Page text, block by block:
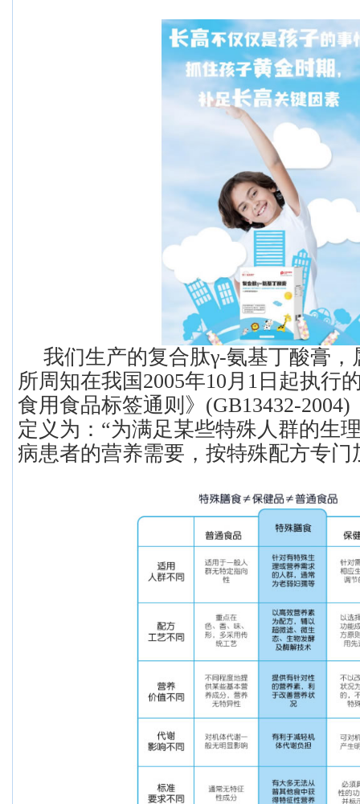
我们生产的复合肽γ-氨基丁酸膏
所周知在我国2005年10月1日起执行
食用食品标签通则》(GB13432-
定义为：“为满足某些特殊人群的生
病患者的营养需要，按特殊配方专门